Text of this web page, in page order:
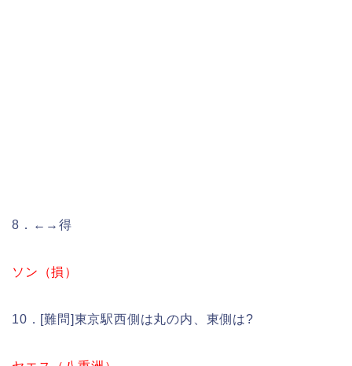
8．←→得
ソン（損）
10．[難問]東京駅西側は丸の内、東側は?